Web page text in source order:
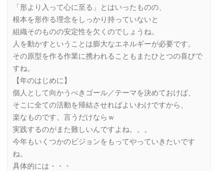
「形より入って心に至る」とはいったものの、
根本を形作る理念をしっかり持っていないと
組織そのものの安定性を欠くのでしょうね。
人を動かすということは膨大なエネルギーが必要です。
その原型を作る作業に携われることもまたひとつの喜びで
すね。
【年のはじめに】
個人として向かうべきゴール／テーマを決めておけば、
そこに全ての活動を帰結させればよいわけですから、
楽なものです、言うだけならｗ
実践するのがまた難しいんですよね。。。
今年もいくつかのビジョンをもってやっていきたいです
ね。
具体的には・・・